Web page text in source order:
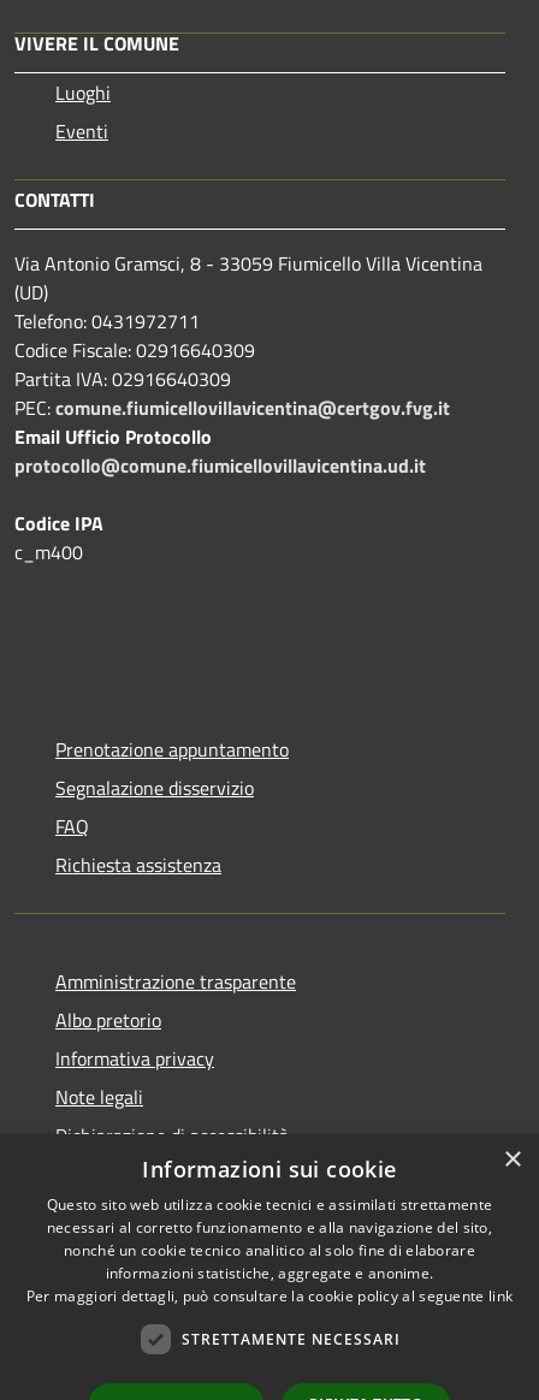
VIVERE IL COMUNE
Luoghi
Eventi
CONTATTI
Via Antonio Gramsci, 8 - 33059 Fiumicello Villa Vicentina
(UD)
Telefono: 0431972711
Codice Fiscale: 02916640309
Partita IVA: 02916640309
PEC:comune.fiumicellovillavicentina@certgov.fvg.it
Email Ufficio Protocollo
protocollo@comune.fiumicellovillavicentina.ud.it
Codice IPA
c_m400
Prenotazione appuntamento
Segnalazione disservizio
FAQ
Richiesta assistenza
Amministrazione trasparente
Albo pretorio
Informativa privacy
Note legali
Dichiarazione di accessibilità
Accessibilità
Privacy
Copyright ©
Comune di Fiumicello Villa
×
Informazioni sui cookie
Questo sito web utilizza cookie tecnici e assimilati strettamente
necessari al corretto funzionamento e alla navigazione del sito,
nonché un cookie tecnico analitico al solo fine di elaborare
informazioni statistiche, aggregate e anonime.
Per maggiori dettagli, può consultare la cookie policy al seguente link
STRETTAMENTE NECESSARI